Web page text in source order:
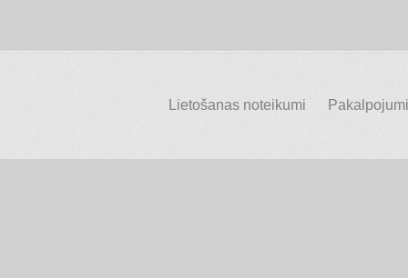
Lietošanas noteikumi